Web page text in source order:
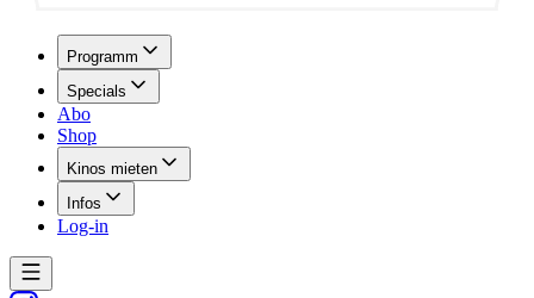
Programm
Specials
Abo
Shop
Kinos mieten
Infos
Log-in